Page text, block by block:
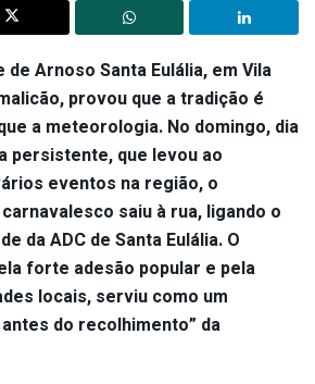
de Arnoso Santa Eulália, em Vila
provou que a tradição é
a meteorologia. No domingo, dia
persistente, que levou ao
eventos na região, o
saiu à rua, ligando o
da ADC de Santa Eulália. O
forte adesão popular e pela
locais, serviu como um
do recolhimento” da